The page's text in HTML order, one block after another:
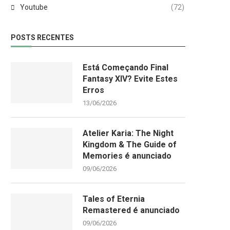
Youtube (72)
POSTS RECENTES
Está Começando Final
Fantasy XIV? Evite Estes
Erros
13/06/2026
Atelier Karia: The Night
Kingdom & The Guide of
Memories é anunciado
09/06/2026
Tales of Eternia
Remastered é anunciado
09/06/2026